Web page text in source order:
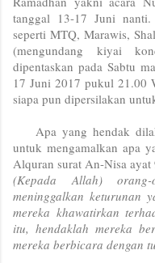
tanggal 13-17 Juni
seperti MTQ, Marawis,
(mengundang kiyai
dipentaskan pada Sabtu
17 Juni 2017 pukul 21.00
siapa pun dipersilakan
Apa yang hendak
untuk mengamalkan apa
Alquran surat An-Nisa
(Kepada Allah)
meninggalkan keturunan
mereka khawatirkan
itu, hendaklah mereka
mereka berbicara dengan